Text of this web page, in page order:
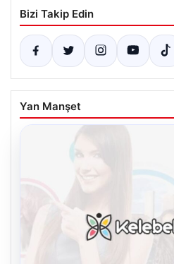
Bizi Takip Edin
Yan Manşet